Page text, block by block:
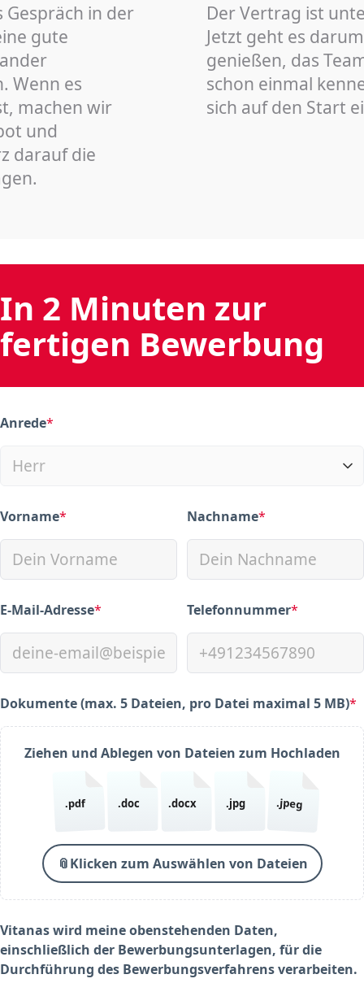
Gespräch in der
gute
Wenn es
machen wir
und
darauf die
Der Vertrag ist
Jetzt geht es
genießen, das
schon einmal
sich auf den Start
In 2 Minuten zur
fertigen Bewerbung
Anrede*
(required)
Vorname*
(required) Nachname*
(required)
E-Mail-Adresse*
(required) Telefonnummer*
(required)
Dokumente (max. 5 Dateien, pro Datei maximal 5 MB)*
(required)
Ziehen und Ablegen von Dateien zum Hochladen
.pdf .doc .docx .jpg .jpeg
📎Klicken zum Auswählen von Dateien
Vitanas wird meine obenstehenden Daten,
einschließlich der Bewerbungsunterlagen, für die
Durchführung des Bewerbungsverfahrens verarbeiten.